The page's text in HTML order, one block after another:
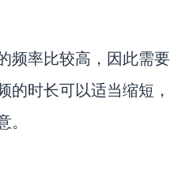
频率比较高，因此需要
的时长可以适当缩短，
。